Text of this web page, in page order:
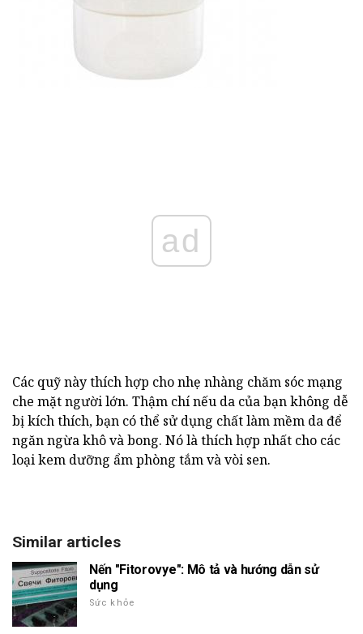
ad
Các quỹ này thích hợp cho nhẹ nhàng chăm sóc mạng
che mặt người lớn. Thậm chí nếu da của bạn không dễ
bị kích thích, bạn có thể sử dụng chất làm mềm da để
ngăn ngừa khô và bong. Nó là thích hợp nhất cho các
loại kem dưỡng ẩm phòng tắm và vòi sen.
Similar articles
Nến "Fitorovye": Mô tả và hướng dẫn sử
dụng
Sức khỏe